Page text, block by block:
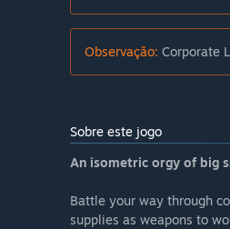
Observação: Corporate
Sobre este jogo
An isometric orgy of big
Battle your way through
supplies as weapons to